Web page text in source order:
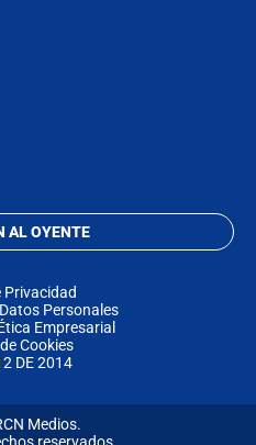
AL OYENTE
Privacidad
Personales
Empresarial
Cookies
DE 2014
Medios.
reservados.